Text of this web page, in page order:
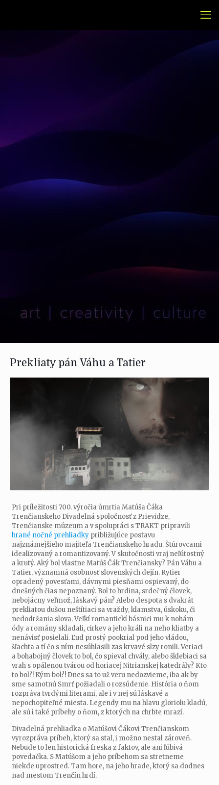
Prekliaty pán Váhu a Tatier
Pri príležitosti 700. výročia úmrtia Matúša Čáka
Trenčianskeho Divadelná spoločnosť z Prievidze,
Trenčianske múzeum a v spolupráci s TRAKT pripravili
hrané nočné prehliadky približujúce postavu
najznámejšieho majiteľa Trenčianskeho hradu. Štúrovcami
idealizovaný a romantizovaný. V skutočnosti vraj neľútostný
a krutý. Aký bol vlastne Matúš Čák Trenčiansky? Pán Váhu a
Tatier, významná osobnosť slovenských dejín. Rytier
opradený povesťami, dávnymi piesňami ospievaný, do
dnešných čias nepoznaný. Bol to hrdina, srdečný človek,
nebojácny veľmož, láskavý pán? Alebo despota s dvakrát
prekliatou dušou neštítiaci sa vraždy, klamstva, úskoku, či
nedodržania slova. Veľkí romantickí básnici mu k nohám
ódy a romány skladali, cirkev a jeho králi na neho kliatby a
nenávisť posielali. Ľud prostý pookrial pod jeho vládou,
šľachta a tí čo s ním nesúhlasili zas krvavé slzy ronili. Veriaci
a bohabojný človek to bol, čo spieval chvály, alebo šklebiaci sa
vrah s opálenou tvárou od horiacej Nitrianskej katedrály? Kto
to bol?! Kým bol?! Dnes sa to už veru nedozvieme, iba ak by
sme samotnú Smrť požiadali o rozsúdenie. História o ňom
rozpráva tvrdými literami, ale i v nej sú láskavé a
nepochopiteľné miesta. Legendy mu na hlavu gloriolu kladú,
ale sú i také príbehy o ňom, z ktorých na chrbte mrazí.
Divadelná prehliadka o Matúšovi Čákovi Trenčianskom
vyrozpráva príbeh, ktorý sa stal, i možno nestal zároveň.
Nebude to len historická freska z faktov, ale ani ľúbivá
povedačka. S Matúšom a jeho príbehom sa stretneme
niekde uprostred. Tam hore, na jeho hrade, ktorý sa dodnes
nad mestom Trenčín hrdí.